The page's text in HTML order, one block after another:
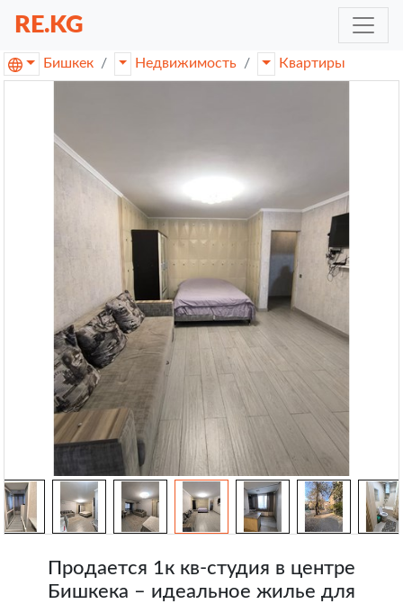
RE.KG
Бишкек Недвижимость Квартиры
Продается 1к кв-студия в центре
Бишкека – идеальное жилье для